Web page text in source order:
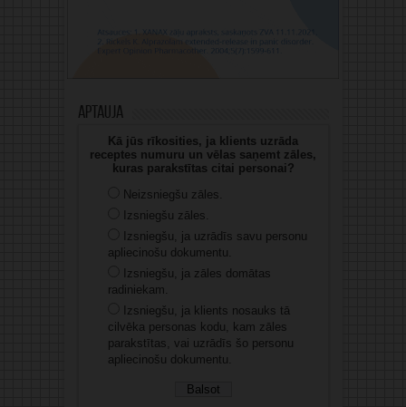
Aptauja
Kā jūs rīkosities, ja klients uzrāda
receptes numuru un vēlas saņemt zāles,
kuras parakstītas citai personai?
Neizsniegšu zāles.
Izsniegšu zāles.
Izsniegšu, ja uzrādīs savu personu
apliecinošu dokumentu.
Izsniegšu, ja zāles domātas
radiniekam.
Izsniegšu, ja klients nosauks tā
cilvēka personas kodu, kam zāles
parakstītas, vai uzrādīs šo personu
apliecinošu dokumentu.